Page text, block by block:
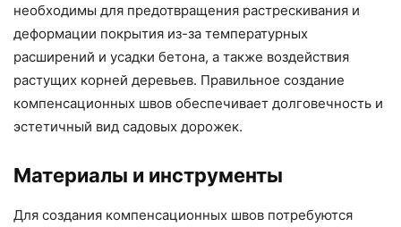
необходимы для предотвращения растрескивания и
деформации покрытия из-за температурных
расширений и усадки бетона, а также воздействия
растущих корней деревьев. Правильное создание
компенсационных швов обеспечивает долговечность и
эстетичный вид садовых дорожек.
Материалы и инструменты
Для создания компенсационных швов потребуются